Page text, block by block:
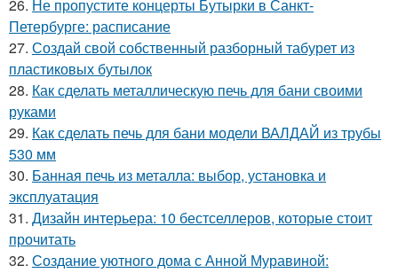
26. Не пропустите концерты Бутырки в Санкт-
Петербурге: расписание
27. Создай свой собственный разборный табурет из
пластиковых бутылок
28. Как сделать металлическую печь для бани своими
руками
29. Как сделать печь для бани модели ВАЛДАЙ из трубы
530 мм
30. Банная печь из металла: выбор, установка и
эксплуатация
31. Дизайн интерьера: 10 бестселлеров, которые стоит
прочитать
32. Создание уютного дома с Анной Муравиной: